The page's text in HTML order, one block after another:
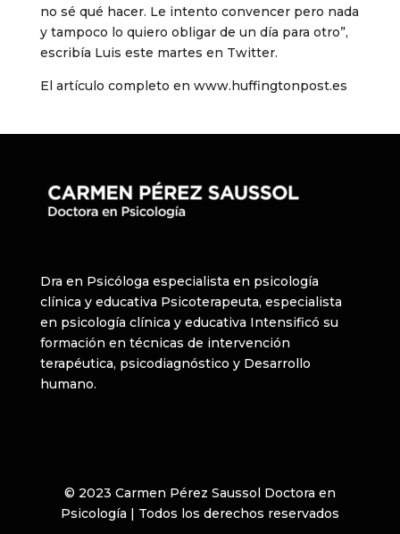
no sé qué hacer. Le intento convencer pero nada
y tampoco lo quiero obligar de un día para otro”,
escribía Luis este martes en Twitter.
El artículo completo en www.huffingtonpost.es
Dra en Psicóloga especialista en psicología
clínica y educativa Psicoterapeuta, especialista
en psicología clínica y educativa Intensificó su
formación en técnicas de intervención
terapéutica, psicodiagnóstico y Desarrollo
humano.
© 2023 Carmen Pérez Saussol Doctora en
Psicología | Todos los derechos reservados